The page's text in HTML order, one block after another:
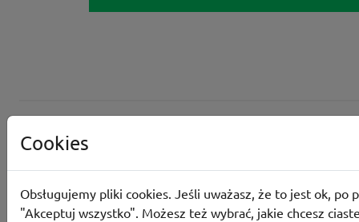
Cookies
Obsługujemy pliki cookies. Jeśli uważasz, że to jest ok, po
"Akceptuj wszystko". Możesz też wybrać, jakie chcesz